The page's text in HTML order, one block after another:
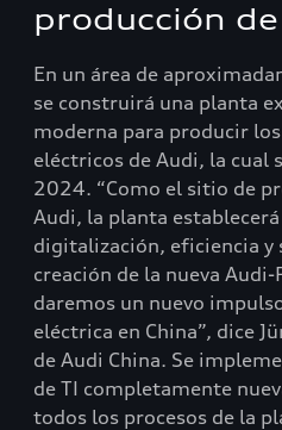
producción
En un área de
se construirá una planta
moderna para producir
eléctricos de Audi, la cual
2024. “Como el sitio de
Audi, la planta
digitalización, eficiencia y
creación de la nueva Audi-
daremos un nuevo
eléctrica en China”, dice
de Audi China. Se
de TI completamente
todos los procesos de la